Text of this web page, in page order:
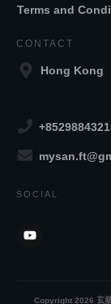
Terms and
CONTACT
Hong Kong
SOCIAL
Copyright 2026 玄